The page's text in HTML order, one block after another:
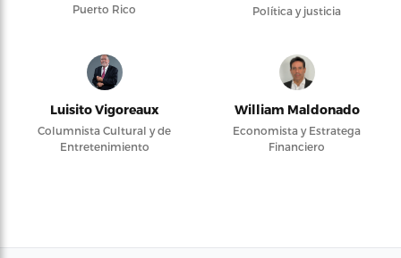
Puerto Rico
Política y justicia
Luisito Vigoreaux
Columnista Cultural y de
Entretenimiento
William Maldonado
Economista y Estratega
Financiero